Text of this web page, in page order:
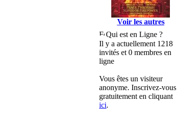
Voir les autres
Qui est en Ligne ?
Il y a actuellement 1218
invités et 0 membres en
ligne
Vous êtes un visiteur
anonyme. Inscrivez-vous
gratuitement en cliquant
ici.